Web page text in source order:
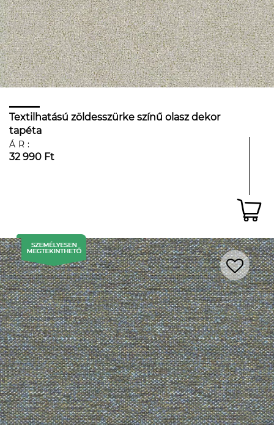
Textilhatású zöldesszürke színű olasz dekor
tapéta
ÁR:
32 990 Ft